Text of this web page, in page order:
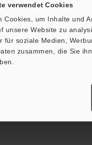
verwendet Cookies
Cookies, um Inhalte und
unsere Website zu
für soziale Medien,
zusammen, die Sie